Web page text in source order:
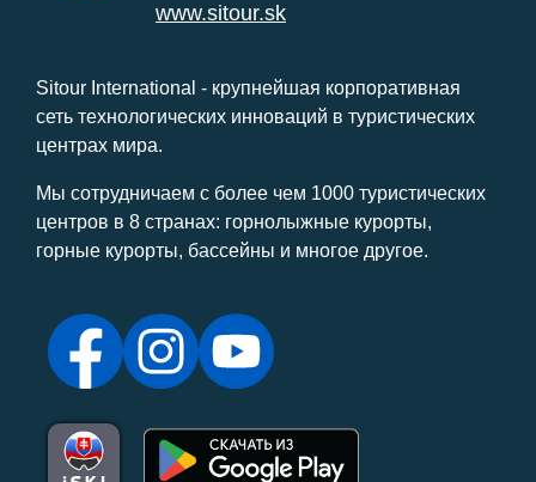
www.sitour.sk
Sitour International - крупнейшая корпоративная
сеть технологических инноваций в туристических
центрах мира.
Мы сотрудничаем с более чем 1000 туристических
центров в 8 странах: горнолыжные курорты,
горные курорты, бассейны и многое другое.